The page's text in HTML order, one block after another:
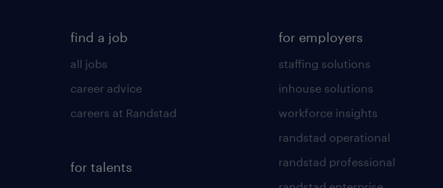
find a job
all jobs
career advice
careers at Randstad
for talents
for employers
staffing solutions
inhouse solutions
workforce insights
randstad operational
randstad professional